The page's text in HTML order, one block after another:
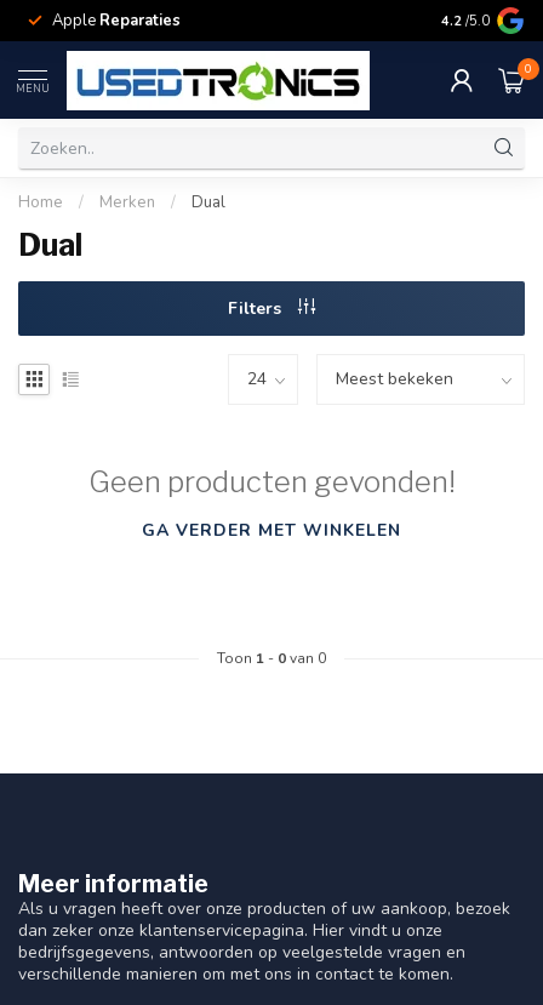
Apple Reparaties Samsung
4.2 /5.0
MENU
0
Home / Merken / Dual
Dual
Filters
Geen producten gevonden!
GA VERDER MET WINKELEN
Toon 1 - 0van 0
Meer informatie
Als u vragen heeft over onze producten of uw aankoop, bezoek
dan zeker onze klantenservicepagina. Hier vindt u onze
bedrijfsgegevens, antwoorden op veelgestelde vragen en
verschillende manieren om met ons in contact te komen.